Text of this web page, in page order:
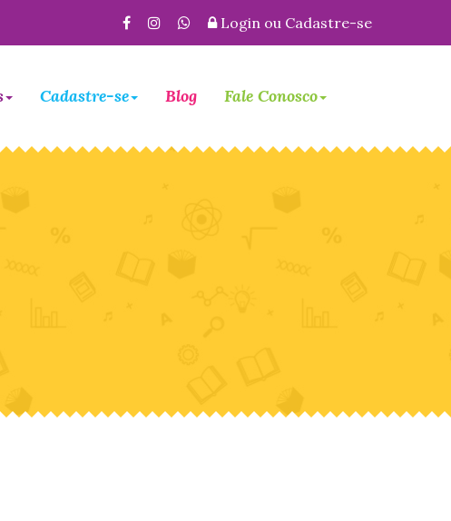
Login ou Cadastre-se
Cadastre-se Blog Fale Conosco